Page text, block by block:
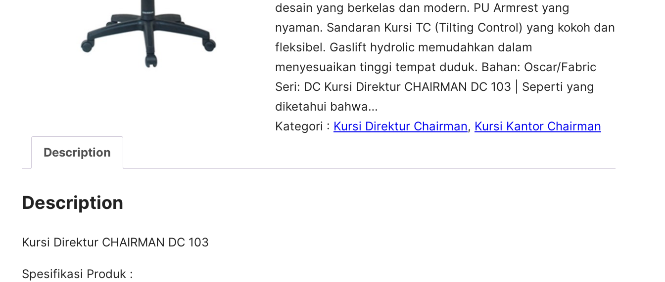
desain yang berkelas dan modern. PU Armrest yang
nyaman. Sandaran Kursi TC (Tilting Control) yang kokoh dan
fleksibel. Gaslift hydrolic memudahkan dalam
menyesuaikan tinggi tempat duduk. Bahan: Oscar/Fabric
Seri: DC Kursi Direktur CHAIRMAN DC 103 | Seperti yang
diketahui bahwa…
Kategori : Kursi Direktur Chairman, Kursi Kantor Chairman
Description
Description
Kursi Direktur CHAIRMAN DC 103
Spesifikasi Produk :